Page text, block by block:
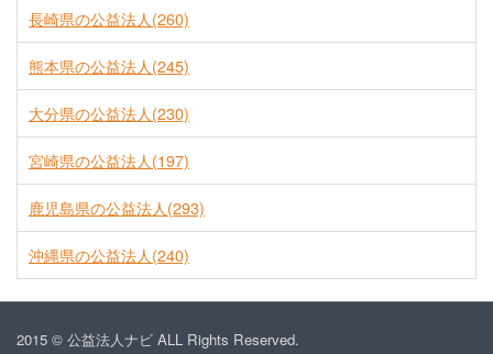
長崎県の公益法人(260)
熊本県の公益法人(245)
大分県の公益法人(230)
宮崎県の公益法人(197)
鹿児島県の公益法人(293)
沖縄県の公益法人(240)
2015 © 公益法人ナビ ALL Rights Reserved.